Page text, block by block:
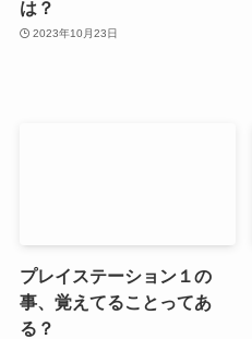
は？
2023年10月23日
プレイステーション１の
事、覚えてることってあ
る？